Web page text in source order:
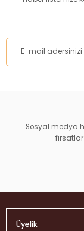
Sosyal medya
Üyelik